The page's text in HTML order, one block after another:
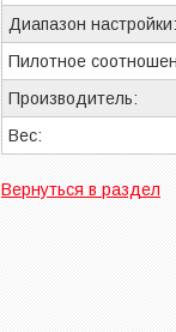
Диапазон настройки:
Пилотное
Производитель:
Вес:
Вернуться в раздел